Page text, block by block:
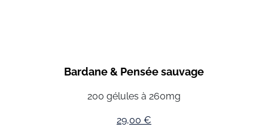
Bardane & Pensée sauvage
200 gélules à 260mg
29,00 €